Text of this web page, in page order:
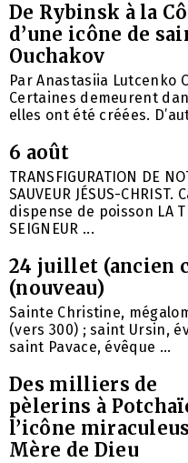
De Rybinsk à la
d’une icône de
Ouchakov
Par Anastasiia Lutcenko
Certaines demeurent
elles ont été créées.
6 août
TRANSFIGURATION DE
SAUVEUR JÉSUS-
dispense de poisson LA
SEIGNEUR ...
24 juillet (ancien
(nouveau)
Sainte Christine,
(vers 300) ; saint Ursin,
saint Pavace, évêque ...
Des milliers de
pèlerins à
l’icône
Mère de Dieu